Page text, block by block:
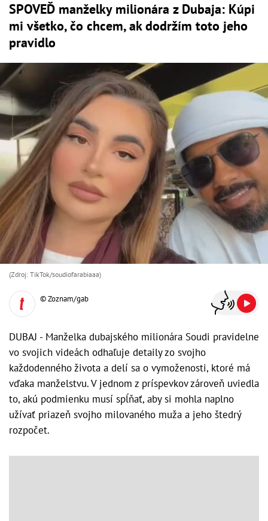
SPOVEĎ manželky milionára z Dubaja: Kúpi
mi všetko, čo chcem, ak dodržím toto jeho
pravidlo
(Zdroj: TikTok/soudiofarabiaaa)
© Zoznam/gab
DUBAJ - Manželka dubajského milionára Soudi pravidelne
vo svojich videách odhaľuje detaily zo svojho
každodenného života a delí sa o vymoženosti, ktoré má
vďaka manželstvu. V jednom z príspevkov zároveň uviedla
to, akú podmienku musí spĺňať, aby si mohla naplno
užívať priazeň svojho milovaného muža a jeho štedrý
rozpočet.